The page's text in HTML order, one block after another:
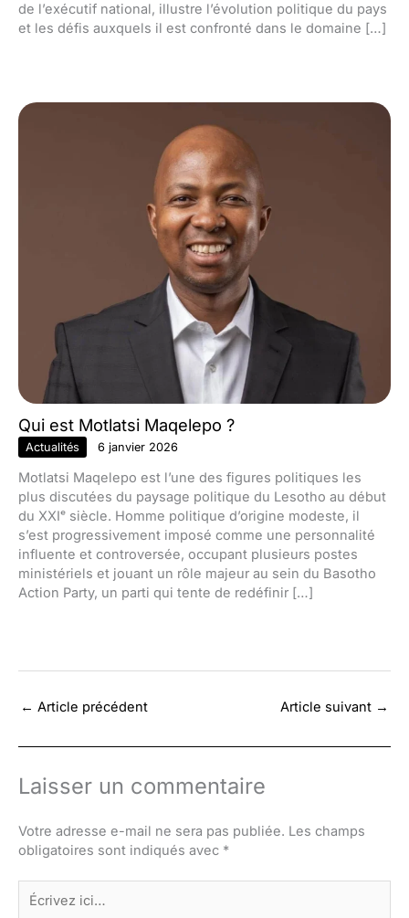
de l’exécutif national, illustre l’évolution politique du pays
et les défis auxquels il est confronté dans le domaine […]
Qui est Motlatsi Maqelepo ?
Actualités 6 janvier 2026
Motlatsi Maqelepo est l’une des figures politiques les
plus discutées du paysage politique du Lesotho au début
du XXIᵉ siècle. Homme politique d’origine modeste, il
s’est progressivement imposé comme une personnalité
influente et controversée, occupant plusieurs postes
ministériels et jouant un rôle majeur au sein du Basotho
Action Party, un parti qui tente de redéfinir […]
← Article précédent Article suivant →
Laisser un commentaire
Votre adresse e-mail ne sera pas publiée. Les champs
obligatoires sont indiqués avec *
Écrivez
ici…